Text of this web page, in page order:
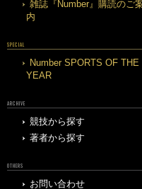
雑誌『Number』購読のご
内
SPECIAL
Number SPORTS OF THE
YEAR
ARCHIVE
競技から探す
著者から探す
OTHERS
お問い合わせ